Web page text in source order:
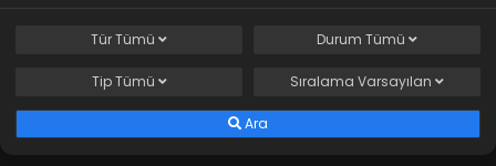
TürTümü Durum Tümü
TipTümü Sıralama Varsayılan
Ara